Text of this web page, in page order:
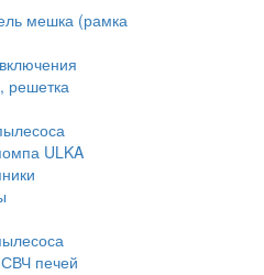
мешка (рамка
решетка
ULKA
печей